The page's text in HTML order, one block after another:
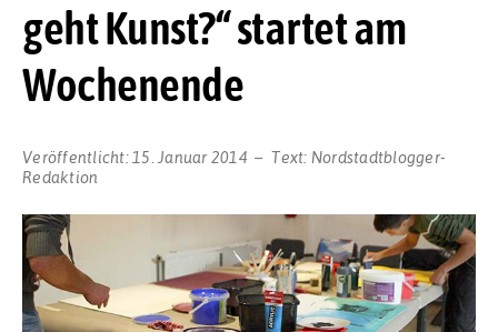
geht Kunst?“ startet am
Wochenende
Veröffentlicht: 15. Januar 2014 Text: Nordstadtblogger-
Redaktion